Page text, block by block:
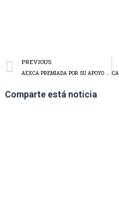
PREVIOUS
AEXCA PREMIADA POR SU APOYO A LA FORMACIÓN PROFESIONAL EN CANTABRIA.
Comparte está noticia